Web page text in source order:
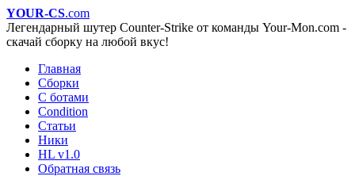
YOUR-CS.com
Легендарный шутер Counter-Strike от команды Your-Mon.com -
скачай сборку на любой вкус!
Главная
Сборки
С ботами
Condition
Статьи
Ники
HL v1.0
Обратная связь